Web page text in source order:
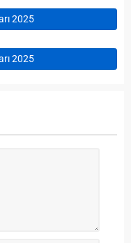
2025
2025